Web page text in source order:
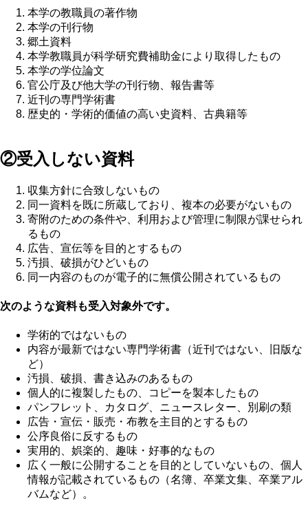
本学の教職員の著作物
本学の刊行物
郷土資料
本学教職員が科学研究費補助金により取得したもの
本学の学位論文
官公庁及び他大学の刊行物、報告書等
近刊の専門学術書
歴史的・学術的価値の高い史資料、古典籍等
②受入しない資料
収集方針に合致しないもの
同一資料を既に所蔵しており、複本の必要がないもの
寄附のための条件や、利用および管理に制限が課せられ
るもの
広告、宣伝等を目的とするもの
汚損、破損がひどいもの
同一内容のものが電子的に無償公開されているもの
次のような資料も受入対象外です。
学術的ではないもの
内容が最新ではない専門学術書（近刊ではない、旧版な
ど）
汚損、破損、書き込みのあるもの
個人的に複製したもの、コピーを製本したもの
パンフレット、カタログ、ニュースレター、別刷の類
広告・宣伝・販売・布教を主目的とするもの
公序良俗に反するもの
実用的、娯楽的、趣味・好事的なもの
広く一般に公開することを目的としていないもの、個人
情報が記載されているもの（名簿、卒業文集、卒業アル
バムなど）。